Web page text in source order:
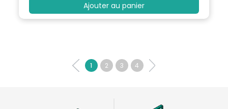
Ajouter au panier
1 2 3 4